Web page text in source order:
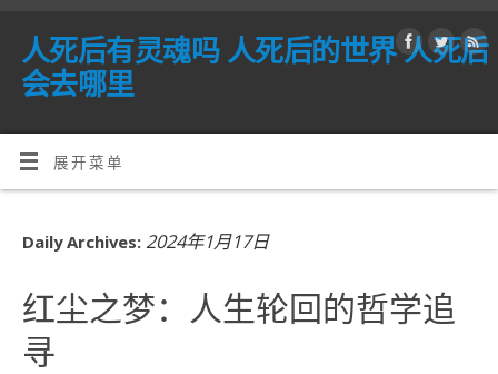
人死后有灵魂吗 人死后的世界 人死后
会去哪里
展开菜单
Daily Archives: 2024年1月17日
红尘之梦：人生轮回的哲学追
寻